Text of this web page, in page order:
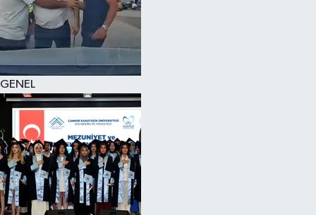
GENEL
KÜLTÜR SANAT
SAĞLIK
SİYASET
SPOR
TEKNOLOJİ